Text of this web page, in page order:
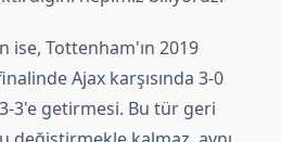
ise, Tottenham'ın 2019
Ajax karşısında 3-0
3'e getirmesi. Bu tür geri